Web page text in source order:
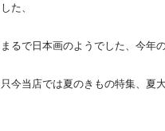
した、
まるで日本画のようでした、今年
只今当店では夏のきもの特集、夏